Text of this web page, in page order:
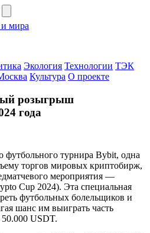
мира
Экология Технологии ТЭК
Культура О проекте
розыгрыш
года
турнира Bybit, одна
торгов мировых криптобирж,
мероприятия —
Cup 2024). Эта специальная
футбольных болельщиков и
шанс им выиграть часть
USDT.